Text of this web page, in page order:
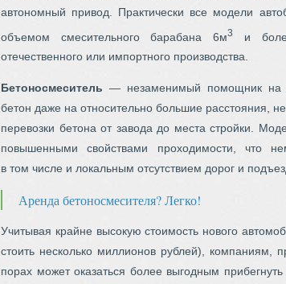
автономный привод. Практически все модели
объемом смесительного барабана 6м3
и
отечественного или импортного производства.
Бетоносмеситель — незаменимый помощник на
бетон даже на относительно большие расстояния,
перевозки бетона от завода до места стройки.
повышенными свойствами проходимости, что
в том числе и локальным отсутствием дорог и
Аренда бетоносмесителя? Легко!
Учитывая крайне высокую стоимость нового
стоить несколько миллионов рублей), компаниям,
порах может оказаться более выгодным